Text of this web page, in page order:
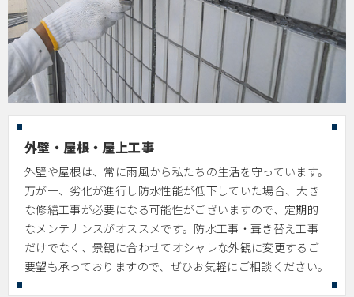
外壁・屋根・屋上工事
外壁や屋根は、常に雨風から私たちの生活を守っています。
万が一、劣化が進行し防水性能が低下していた場合、大き
な修繕工事が必要になる可能性がございますので、定期的
なメンテナンスがオススメです。防水工事・葺き替え工事
だけでなく、景観に合わせてオシャレな外観に変更するご
要望も承っておりますので、ぜひお気軽にご相談ください。